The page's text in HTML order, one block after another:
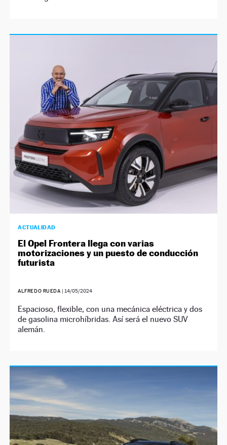
ACTUALIDAD
El Opel Frontera llega con varias
motorizaciones y un puesto de conducción
futurista
ALFREDO RUEDA | 14/05/2024
Espacioso, flexible, con una mecánica eléctrica y dos
de gasolina microhíbridas. Así será el nuevo SUV
alemán.